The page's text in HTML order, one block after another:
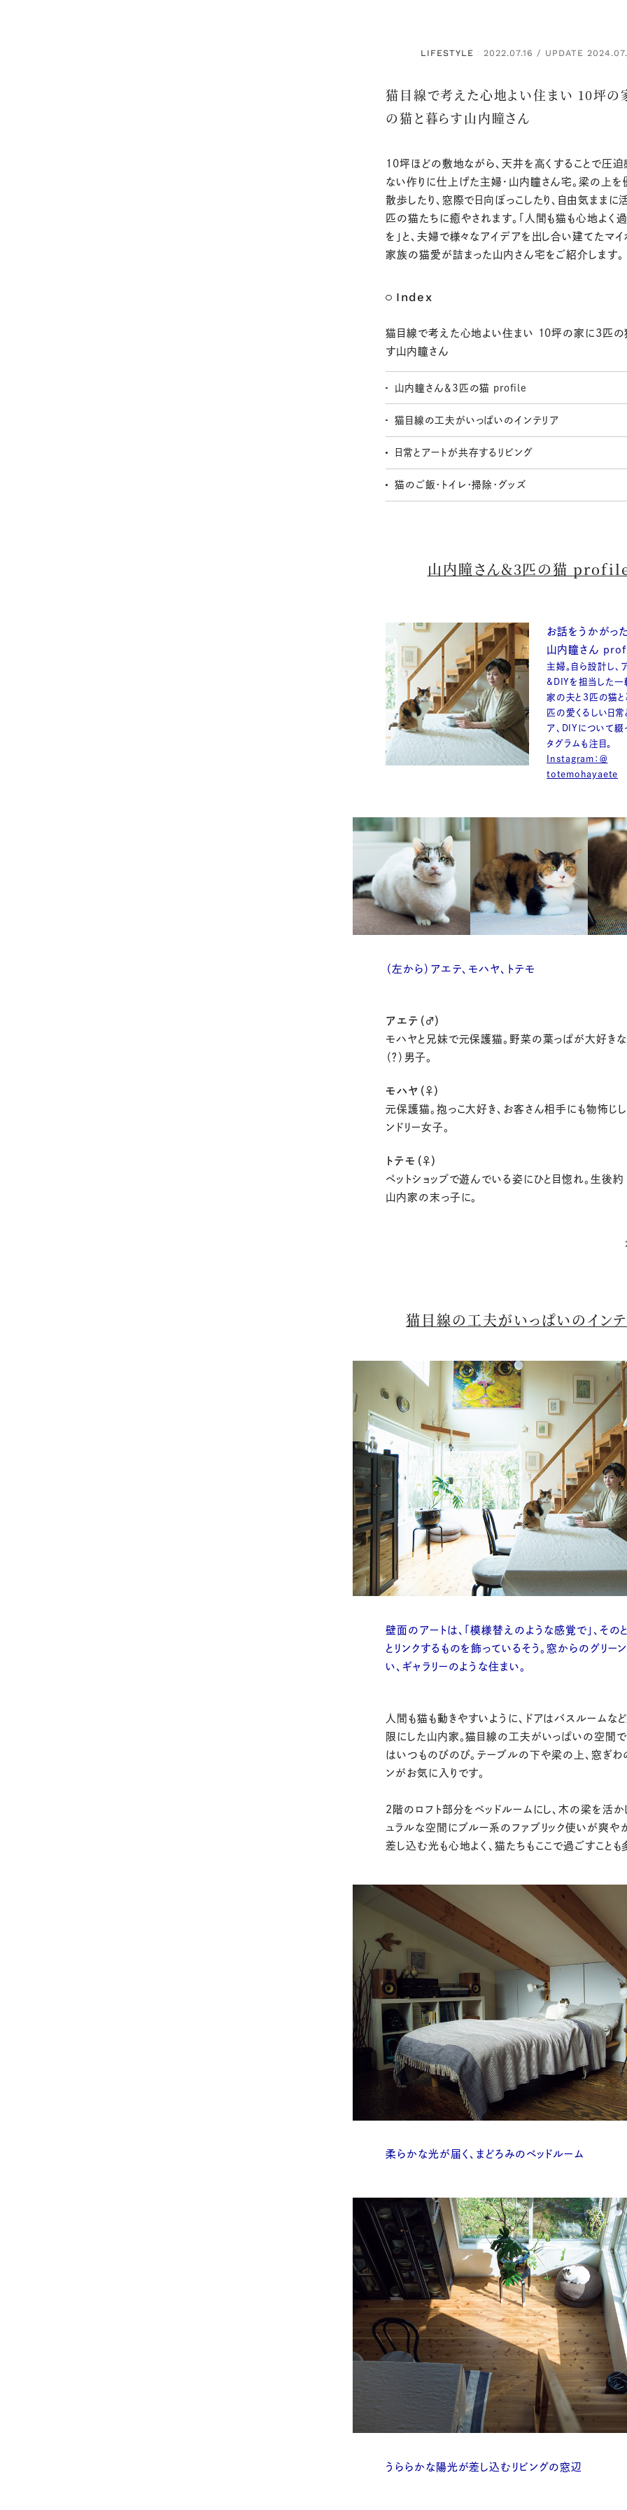
LIFESTYLE ： 2022.07.16 / UPDATE
猫目線で考えた心地よい住まい 10坪の
の猫と暮らす山内瞳さん
10坪ほどの敷地ながら、天井を高くすることで圧迫
ない作りに仕上げた主婦・山内瞳さん宅。梁の上を
散歩したり、窓際で日向ぼっこしたり、自由気ままに
匹の猫たちに癒やされます。「人間も猫も心地よく
を」と、夫婦で様々なアイデアを出し合い建てたマイ
家族の猫愛が詰まった山内さん宅をご紹介します。
Index
猫目線で考えた心地よい住まい 10坪の家に3匹の
す山内瞳さん
山内瞳さん＆3匹の猫 profile
猫目線の工夫がいっぱいのインテリア
日常とアートが共存するリビング
猫のご飯・トイレ・掃除・グッズ
山内瞳さん＆3匹の猫
お話をうかがっ
山内瞳さん
主婦。自ら設計し、
&DIYを担当した一
家の夫と3匹の猫と
匹の愛くるしい日常
ア、DIYについて綴
タグラムも注目。
Instagram：＠
totemohayaete
（左から）アエテ、モハヤ、トテモ
アエテ（♂）
モハヤと兄妹で元保護猫。野菜の葉っぱが大好き
（？）男子。
モハヤ（♀）
元保護猫。抱っこ大好き、お客さん相手にも物怖じ
ンドリー女子。
トテモ（♀）
ペットショップで遊んでいる姿にひと目惚れ。生後
山内家の末っ子に。
猫目線の工夫がいっぱいのイン
壁面のアートは、「模様替えのような感覚で」、その
とリンクするものを飾っているそう。窓からのグリー
い、ギャラリーのような住まい。
人間も猫も動きやすいように、ドアはバスルームな
限にした山内家。猫目線の工夫がいっぱいの空間で
はいつものびのび。テーブルの下や梁の上、窓ぎわ
ンがお気に入りです。
2階のロフト部分をベッドルームにし、木の梁を活か
ュラルな空間にブルー系のファブリック使いが爽や
差し込む光も心地よく、猫たちもここで過ごすことも
柔らかな光が届く、まどろみのベッドルーム
うららかな陽光が差し込むリビングの窓辺